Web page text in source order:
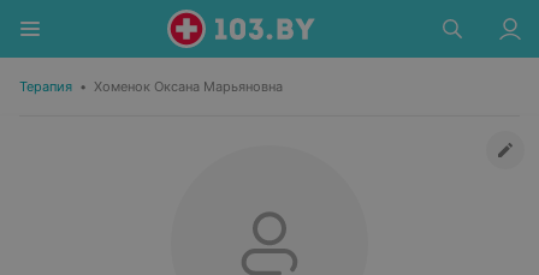
Терапия • Хоменок Оксана Марьяновна